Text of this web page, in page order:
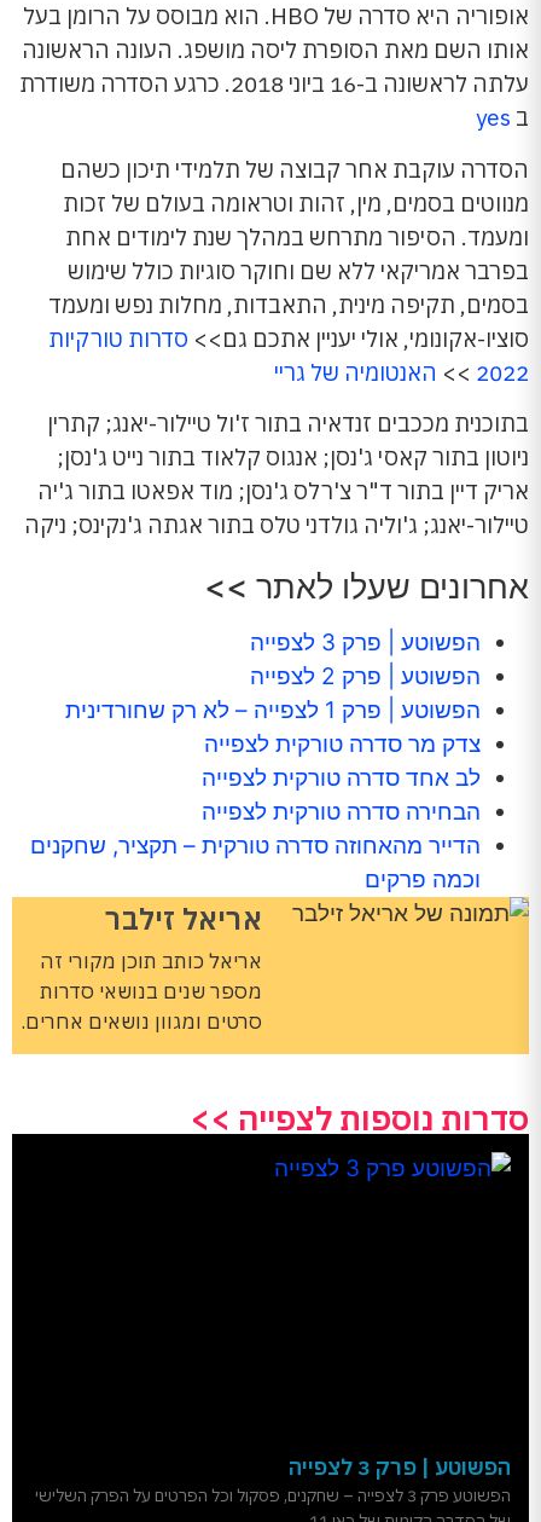
אופוריה היא סדרה של HBO. הוא מבוסס על הרומן בעל
אותו השם מאת הסופרת ליסה מושפג. העונה הראשונה
עלתה לראשונה ב-16 ביוני 2018. כרגע הסדרה משודרת
ב yes
הסדרה עוקבת אחר קבוצה של תלמידי תיכון כשהם
מנווטים בסמים, מין, זהות וטראומה בעולם של זכות
ומעמד. הסיפור מתרחש במהלך שנת לימודים אחת
בפרבר אמריקאי ללא שם וחוקר סוגיות כולל שימוש
בסמים, תקיפה מינית, התאבדות, מחלות נפש ומעמד
סוציו-אקונומי, אולי יעניין אתכם גם>> סדרות טורקיות
2022
>> האנטומיה של גריי
בתוכנית מככבים זנדאיה בתור ז'ול טיילור-יאנג; קתרין
ניוטון בתור קאסי ג'נסן; אנגוס קלאוד בתור נייט ג'נסן;
אריק דיין בתור ד"ר צ'רלס ג'נסן; מוד אפאטו בתור ג'יה
טיילור-יאנג; ג'וליה גולדני טלס בתור אגתה ג'נקינס; ניקה
אחרונים שעלו לאתר >>
הפשוטע | פרק 3 לצפייה
הפשוטע | פרק 2 לצפייה
הפשוטע | פרק 1 לצפייה – לא רק שחורדינית
צדק מר סדרה טורקית לצפייה
לב אחד סדרה טורקית לצפייה
הבחירה סדרה טורקית לצפייה
הדייר מהאחוזה סדרה טורקית – תקציר, שחקנים
וכמה פרקים
אריאל זילבר
אריאל כותב תוכן מקורי זה
מספר שנים בנושאי סדרות
סרטים ומגוון נושאים אחרים.
סדרות נוספות לצפייה >>
הפשוטע | פרק 3 לצפייה
הפשוטע פרק 3 לצפייה – שחקנים, פסקול וכל הפרטים על הפרק השלישי